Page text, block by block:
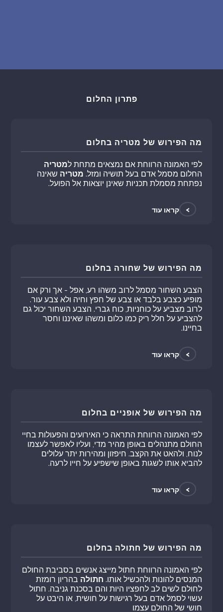
פתרון החלום
מה הפירוש של מטריה בחלום
לפי האמונה הרווחת אם נמצאים מתחת למטריה
החלום מסמל אדם בעל תושיה ומזל. מטריה שאינה
נפתחת מסמלת תכניות שאינן יוצאות אל הפועל.
> קראו עוד
מה הפירוש של שחורה בחלום
הצבע השחור מסמל לרוב משהו רע, אפל - אך ורק אם
מופיע כצבע בלבד או צבע של חפץ וחיה ולא צבע עור.
לרוב מצביע על כוחניות, כוח גברי. הצבע השחור יכול גם
להצביע על חלל ריק כמו כלום ומשהו שאיננו וחסר
בחיינו.
> קראו עוד
מה הפירוש של אופניים בחלום
לפי האמונה הרווחת התראה כי האירועים והפעולות בחיי
החולם מתנהלים באופן מהיר מדי, ועליו לאפשר לעצמו
לנוח, ולהאט את הקצב. חיפזון ומהירות יתר עלולים
להביא אותו לשגות באופן שישפיע על חייו לרעה.
> קראו עוד
מה הפירוש של חתולה בחלום
לפי האמונה הרווחת חתול מייצג אנשים בסביבת החולם
המנסים להונות ולהכשיל אותו. חתולה בהריון רומזת
לחולם לשים לב לחפציו היות והם בסכנת גניבה. חתול
עשוי לסמל אדם בעל רגישות על חושית, או היבט על
חושי של החולם עצמו